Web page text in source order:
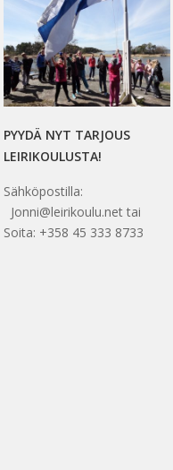
PYYDÄ NYT TARJOUS
LEIRIKOULUSTA!
Sähköpostilla:
Jonni@leirikoulu.net tai
Soita: +358 45 333 8733